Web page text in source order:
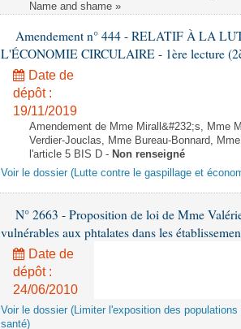
Name and shame »
Amendement n° 444 - RELATIF À LA
L'ÉCONOMIE CIRCULAIRE - 1ère lecture
Date de
dépôt :
19/11/2019
Amendement de Mme Mirall&#232;s, Mme
Verdier-Jouclas, Mme Bureau-Bonnard,
l'article 5 BIS D - Non renseigné
Voir le dossier (Lutte contre le gaspillage et
N° 2663 - Proposition de loi de Mme
vulnérables aux phtalates dans les
Date de
dépôt :
24/06/2010
Voir le dossier (Limiter l'exposition des
santé)